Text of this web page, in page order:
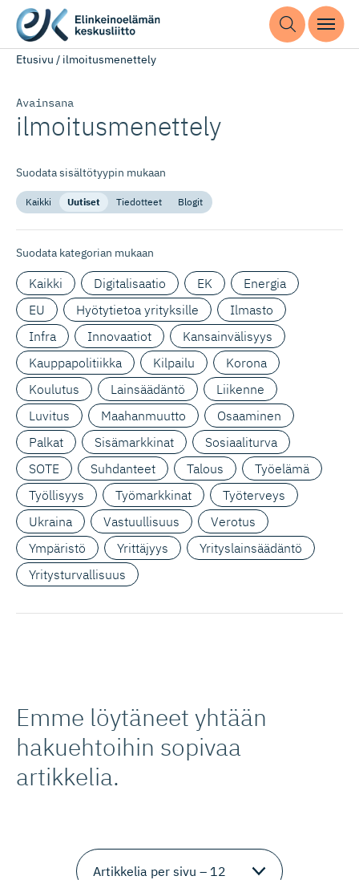
Etusivu / ilmoitusmenettely
Avainsana
ilmoitusme­nettely
Suodata sisältötyypin mukaan
Kaikki Uutiset Tiedotteet Blogit
Suodata kategorian mukaan
Kaikki Digitalisaatio EK
Energia
EU
Hyötytietoa yrityksille
Ilmasto
Infra
Innovaatiot
Kansainvälisyys
Kauppapolitiikka
Kilpailu
Korona
Koulutus
Lainsäädäntö
Liikenne
Luvitus
Maahanmuutto
Osaaminen
Palkat
Sisämarkkinat
Sosiaaliturva
SOTE
Suhdanteet Talous
Työelämä
Työllisyys
Työmarkkinat
Työterveys
Ukraina
Vastuullisuus
Verotus
Ympäristö
Yrittäjyys
Yrityslainsäädäntö
Yritysturvallisuus
Emme löytäneet yhtään
hakuehtoihin sopivaa
artikkelia.